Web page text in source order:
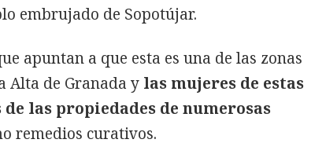
embrujado de Sopotújar.
apuntan a que esta es una de las zonas
Alta de Granada y las mujeres de estas
las propiedades de numerosas
remedios curativos.